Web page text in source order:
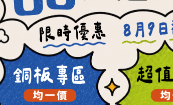
購乙次)
NT$300 ~ NT$400
NT$560
Price 每顆最低19元